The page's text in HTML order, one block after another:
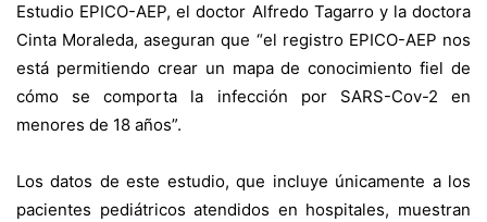
Estudio EPICO-AEP, el doctor Alfredo Tagarro y la doctora
Cinta Moraleda, aseguran que “el registro EPICO-AEP nos
está permitiendo crear un mapa de conocimiento fiel de
cómo se comporta la infección por SARS-Cov-2 en
menores de 18 años”.
Los datos de este estudio, que incluye únicamente a los
pacientes pediátricos atendidos en hospitales, muestran